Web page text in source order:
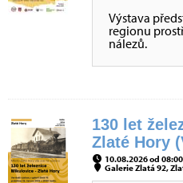
Výstava
regionu
nálezů.
130 let
Zlaté Hory
10.08.2026 od
Galerie Zlatá 92,